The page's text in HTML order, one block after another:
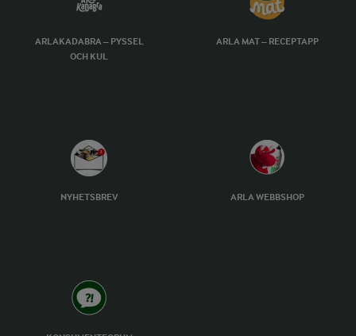
ARLAKADABRA – PYSSEL
OCH KUL
ARLA MAT – RECEPTAPP
NYHETSBREV ARLA WEBBSHOP